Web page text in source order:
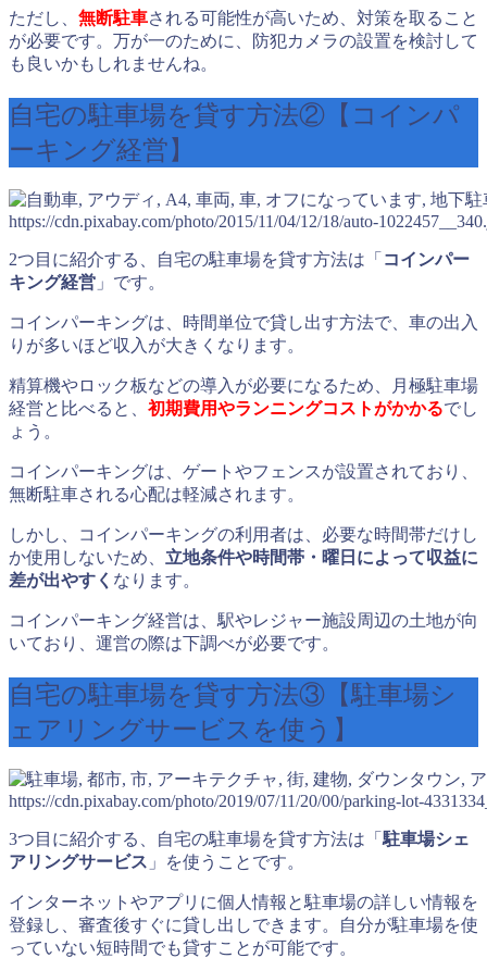
ただし、 無断駐車される可能性が高いため、対策を取ること
が必要です。万が一のために、防犯カメラの設置を検討して
も良いかもしれませんね。
自宅の駐車場を貸す方法②【コインパ
ーキング経営】
https://cdn.pixabay.com/photo/2015/11/04/12/18/auto-
2つ目に紹介する、自宅の駐車場を貸す方法は「 コインパー
キング経営 」です。
コインパーキングは、時間単位で貸し出す方法で、車の出入
りが多いほど収入が大きくなります。
精算機やロック板などの導入が必要になるため、月極駐車場
経営と比べると、 初期費用やランニングコストがかかるでし
ょう。
コインパーキングは、ゲートやフェンスが設置されており、
無断駐車される心配は軽減されます。
しかし、コインパーキングの利用者は、必要な時間帯だけし
か使用しないため、 立地条件や時間帯・曜日によって収益に
差が出やすく なります。
コインパーキング経営は、駅やレジャー施設周辺の土地が向
いており、運営の際は下調べが必要です。
自宅の駐車場を貸す方法③【駐車場シ
ェアリングサービスを使う】
https://cdn.pixabay.com/photo/2019/07/11/20/00/parking-lot-
3つ目に紹介する、自宅の駐車場を貸す方法は「 駐車場シェ
アリングサービス 」を使うことです。
インターネットやアプリに個人情報と駐車場の詳しい情報を
登録し、審査後すぐに貸し出しできます。自分が駐車場を使
っていない短時間でも貸すことが可能です。